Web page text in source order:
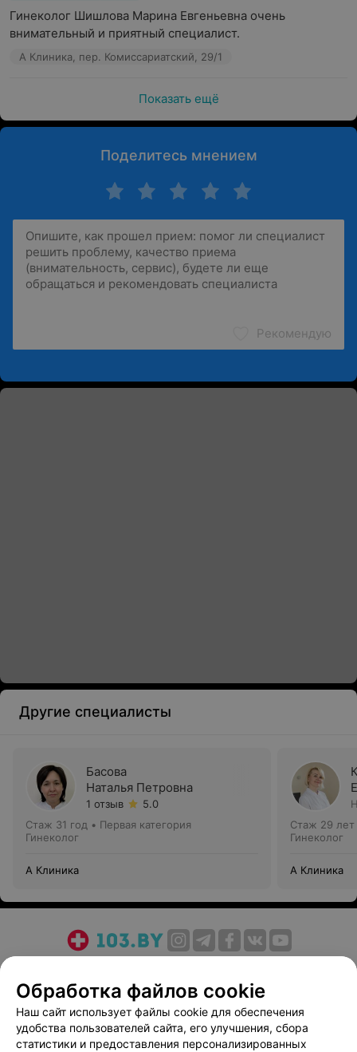
Гинеколог Шишлова Марина Евгеньевна очень
внимательный и приятный специалист.
А Клиника, пер. Комиссариатский, 29/1
Показать ещё
Поделитесь мнением
Рекомендую
Другие специалисты
Басова
Наталья Петровна
1 отзыв
5.0
Стаж 31 год • Первая категория
Гинеколог
А Клиника
Стаж 29 лет
Гинеколог
А Клиника
Медицинский маркетинг
Публичный договор
Пользовательское соглашение
Способы оплаты
Вакансии
Партнеры
Обработка файлов cookie
Наш сайт использует файлы cookie для обеспечения
удобства пользователей сайта, его улучшения, сбора
статистики и предоставления персонализированных